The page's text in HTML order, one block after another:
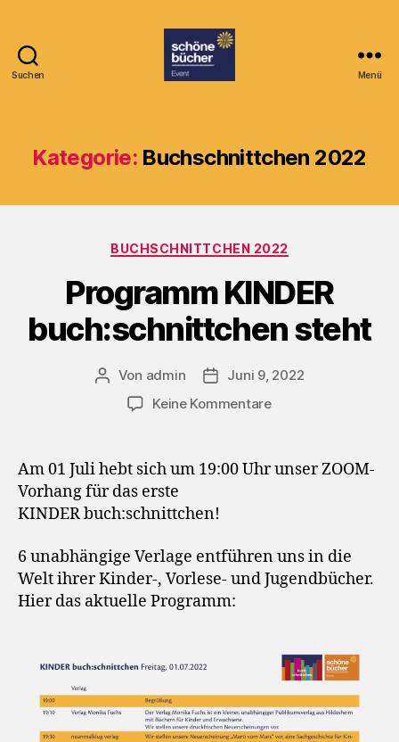
Suchen Menü
Kategorie: Buchschnittchen 2022
Kategorien
BUCHSCHNITTCHEN 2022
Programm KINDER
buch:schnittchen steht
Beitragsautor
Von admin Veröffentlichungsdatum
Juni 9, 2022
Keine Kommentarezu
buch:schnittchen
Am 01 Juli hebt sich um 19:00 Uhr unser ZOOM-
Vorhang für das erste
KINDER buch:schnittchen!
6 unabhängige Verlage entführen uns in die
Welt ihrer Kinder-, Vorlese- und Jugendbücher.
Hier das aktuelle Programm: